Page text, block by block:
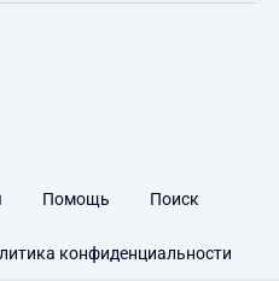
Помощь Поиск
конфиденциальности